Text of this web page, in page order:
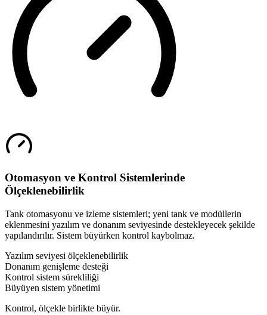
Otomasyon ve Kontrol Sistemlerinde
Ölçeklenebilirlik
Tank otomasyonu ve izleme sistemleri; yeni tank ve modüllerin
eklenmesini yazılım ve donanım seviyesinde destekleyecek şekilde
yapılandırılır. Sistem büyürken kontrol kaybolmaz.
Yazılım seviyesi ölçeklenebilirlik
Donanım genişleme desteği
Kontrol sistem sürekliliği
Büyüyen sistem yönetimi
Kontrol, ölçekle birlikte büyür.